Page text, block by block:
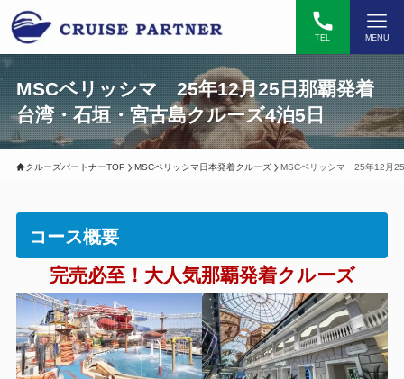
TEL MENU
MSCベリッシマ 25年12月25日那覇発着
台湾・石垣・宮古島クルーズ4泊5日
クルーズパートナーTOP MSCベリッシマ日本発着クルーズ MSCベリッシマ 25年12月
コース概要
完売必至！大人気那覇発着クルーズ